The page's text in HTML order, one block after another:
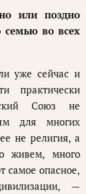
или поздно
семью во всех
уже сейчас и
практически
Союз не
для многих
не религия, а
живем, много
самое опасное,
—